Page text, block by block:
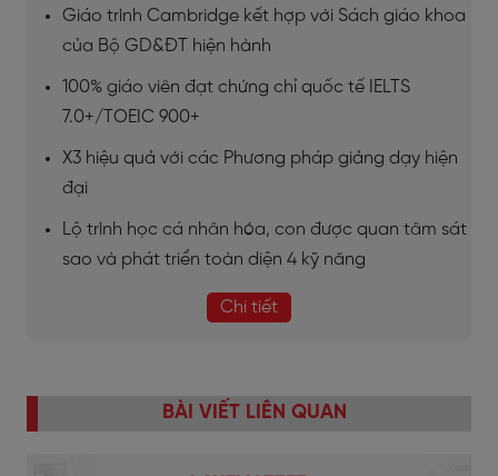
Giáo trình Cambridge kết hợp với Sách giáo khoa
của Bộ GD&ĐT hiện hành
100% giáo viên đạt chứng chỉ quốc tế IELTS
7.0+/TOEIC 900+
X3 hiệu quả với các Phương pháp giảng dạy hiện
đại
Lộ trình học cá nhân hóa, con được quan tâm sát
sao và phát triển toàn diện 4 kỹ năng
Chi tiết
BÀI VIẾT LIÊN QUAN